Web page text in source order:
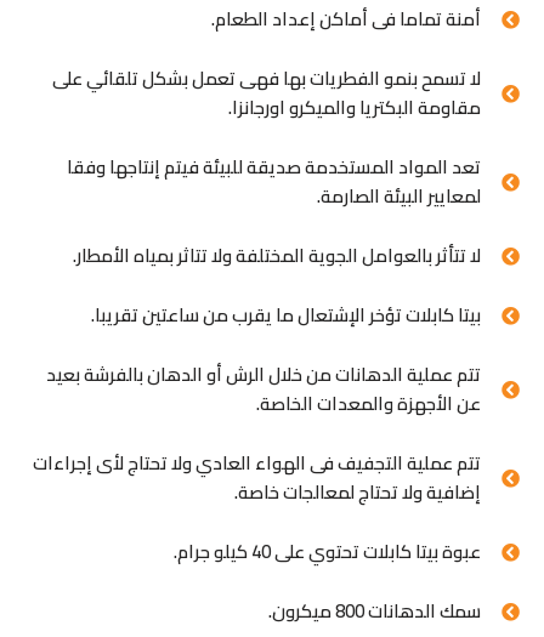
أمنة تماما فى أماكن إعداد الطعام.
لا تسمح بنمو الفطريات بها فهى تعمل بشكل تلقائي على
مقاومة البكتريا والميكرو اورجانزا.
تعد المواد المستخدمة صديقة للبيئة فيتم إنتاجها وفقا
لمعايير البيئة الصارمة.
لا تتأثر بالعوامل الجوية المختلفة ولا تتاثر بمياه الأمطار.
بيتا كابلات تؤخر الإشتعال ما يقرب من ساعتين تقريبا.
تتم عملية الدهانات من خلال الرش أو الدهان بالفرشة بعيد
عن الأجهزة والمعدات الخاصة.
تتم عملية التجفيف فى الهواء العادي ولا تحتاج لأى إجراءات
إضافية ولا تحتاج لمعالجات خاصة.
عبوة بيتا كابلات تحتوي على 40 كيلو جرام.
سمك الدهانات 800 ميكرون.